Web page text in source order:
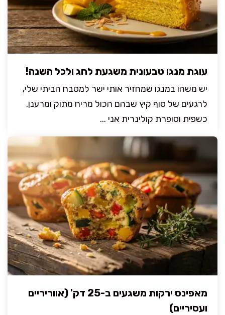
עוגת מנגו טבעונית משגעת לחג ולכל השנה!
יש משהו במנגו שמחזיר אותי ישר למטבח הביתי שלי,
לרגעים של סוף קיץ שבהם הכול מריח מתוק ומרענן.
כשפית וסופרת קולינרית אני ...
מאפינס ירקות משגעים ב-25 דק' (אווריריים
ועסיריים)